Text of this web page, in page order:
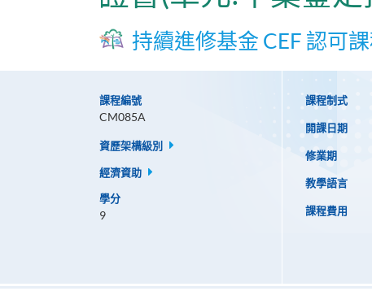
持續進修基金 CEF 認可
課程編號
CM085A
資歷架構級別
經濟資助
學分
9
課程制式
開課日期
修業期
教學語言
課程費用